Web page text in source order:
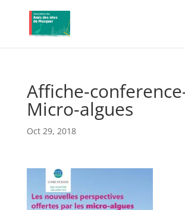
Affiche-
Micro-algues
Oct 29, 2018